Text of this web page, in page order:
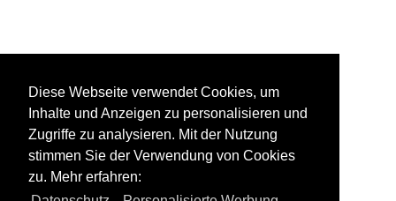
Diese Webseite verwendet Cookies, um
Inhalte und Anzeigen zu personalisieren und
Zugriffe zu analysieren. Mit der Nutzung
stimmen Sie der Verwendung von Cookies
zu. Mehr erfahren: